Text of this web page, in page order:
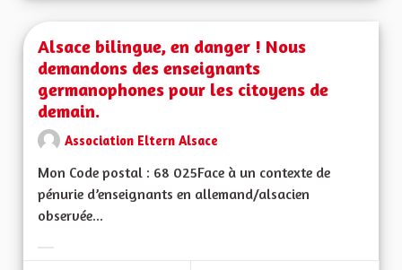
Alsace bilingue, en danger ! Nous
demandons des enseignants
germanophones pour les citoyens de
demain.
Association Eltern Alsace
Mon Code postal : 68 025Face à un contexte de
pénurie d’enseignants en allemand/alsacien
observée...